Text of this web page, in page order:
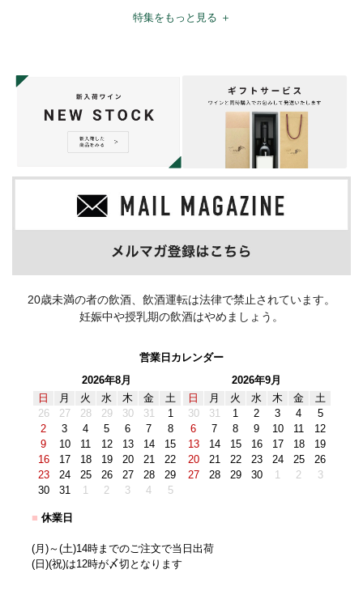
特集をもっと見る ＋
20歳未満の者の飲酒、飲酒運転は法律で禁止されています。
妊娠中や授乳期の飲酒はやめましょう。
営業日カレンダー
2026年8月
日
月 火 水 木 金
土
26
27 28 29 30 31
1
2
3 4 5 6 7
8
9
10 11 12 13 14
15
16
17 18 19 20 21
22
23
24 25 26 27 28
29
30
31 1 2 3 4 5
2026年9月
日
月 火 水 木 金
土
30
31 1 2 3 4
5
6
7 8 9 10 11
12
13
14 15 16 17 18
19
20
21 22 23 24 25
26
27
28 29 30 1 2 3
■ 休業日
(月)～(土)14時までのご注文で当日出荷
(日)(祝)は12時が〆切となります